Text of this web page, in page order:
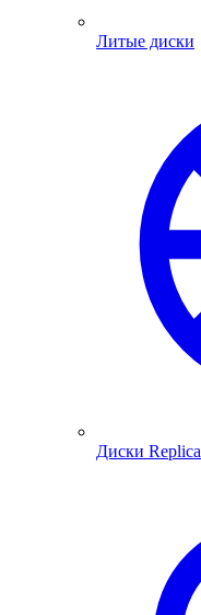
Литые диски
Диски Replica